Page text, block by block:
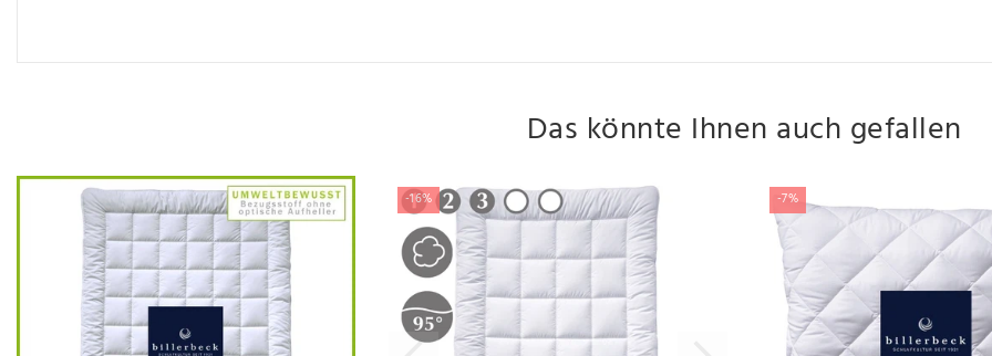
Das könnte Ihnen auch gefallen
-16% -7%